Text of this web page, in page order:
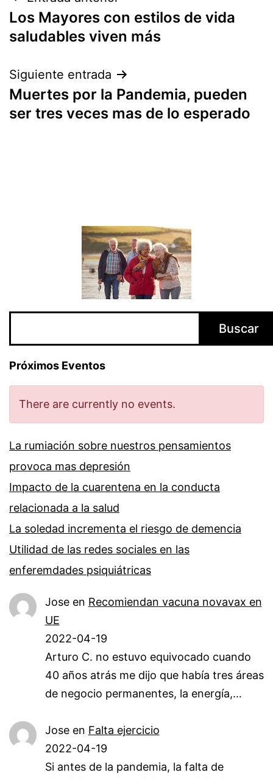
de
Los Mayores con estilos de vida
saludables viven más
Siguiente entrada
Muertes por la Pandemia, pueden
ser tres veces mas de lo esperado
Buscar
Próximos Eventos
There are currently no events.
La rumiación sobre nuestros pensamientos
provoca mas depresión
Impacto de la cuarentena en la conducta
relacionada a la salud
La soledad incrementa el riesgo de demencia
Utilidad de las redes sociales en las
enferemdades psiquiátricas
Joseen Recomiendan vacuna novavax en
UE
2022-04-19
Arturo C. no estuvo equivocado cuando
40 años atrás me dijo que había tres áreas
de negocio permanentes, la energía,…
Joseen Falta ejercicio
2022-04-19
Si antes de la pandemia, la falta de